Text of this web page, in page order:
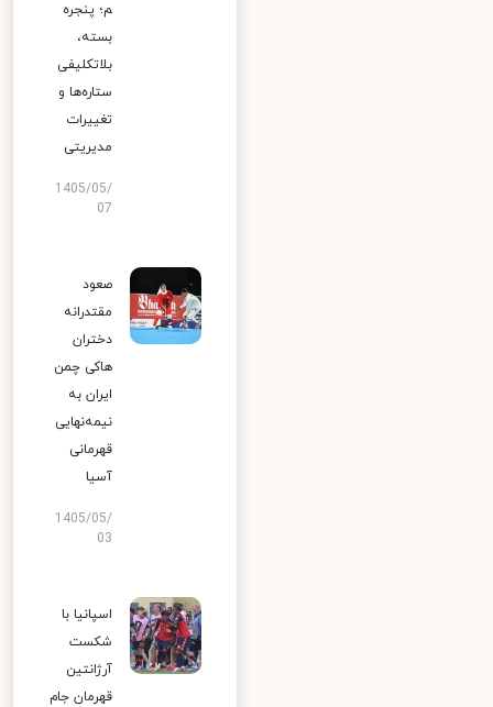
م؛ پنجره
بسته،
بلاتکلیفی
ستاره‌ها و
تغییرات
مدیریتی
1405/05/
07
صعود
مقتدرانه
دختران
هاکی چمن
ایران به
نیمه‌نهایی
قهرمانی
آسیا
1405/05/
03
اسپانیا با
شکست
آرژانتین
قهرمان جام